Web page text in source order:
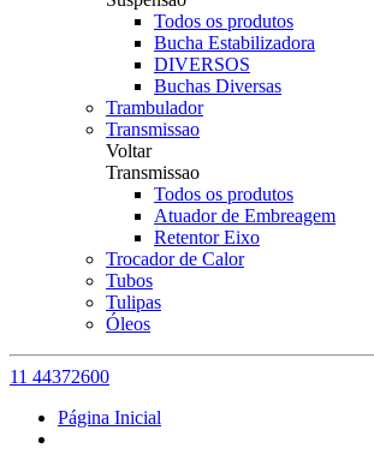
Todos os produtos
Bucha Estabilizadora
DIVERSOS
Buchas Diversas
Trambulador
Transmissao
Voltar
Transmissao
Todos os produtos
Atuador de Embreagem
Retentor Eixo
Trocador de Calor
Tubos
Tulipas
Óleos
11 44372600
Página Inicial